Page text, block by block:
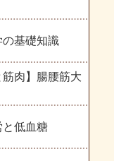
の基礎知識
筋肉】腸腰筋大
と低血糖